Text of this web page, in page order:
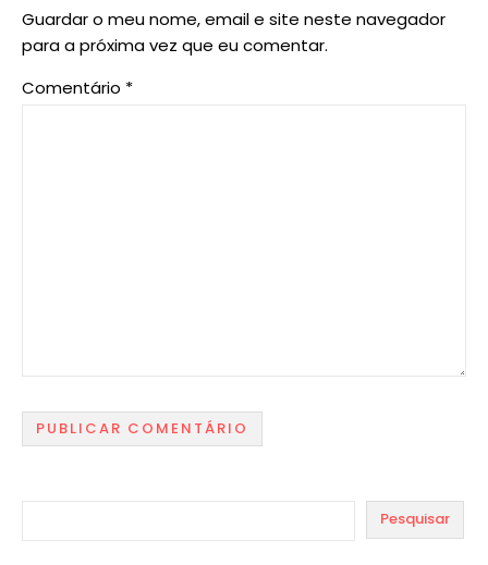
Guardar o meu nome, email e site neste navegador
para a próxima vez que eu comentar.
Comentário *
Pesquisar